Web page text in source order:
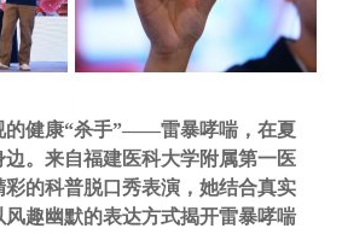
的健康“杀手”——雷暴哮喘，在夏
。来自福建医科大学附属第一医
彩的科普脱口秀表演，她结合真实
趣幽默的表达方式揭开雷暴哮喘